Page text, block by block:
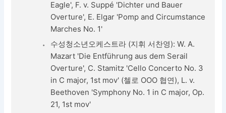
Eagle', F. v. Suppé 'Dichter und Bauer
Overture', E. Elgar 'Pomp and Circumstance
Marches No. 1'
수성청소년오케스트라 (지휘 서찬영): W. A.
Mazart 'Die Entführung aus dem Serail
Overture', C. Stamitz 'Cello Concerto No. 3
in C major, 1st mov' (첼로 OOO 협연), L. v.
Beethoven 'Symphony No. 1 in C major, Op.
21, 1st mov'